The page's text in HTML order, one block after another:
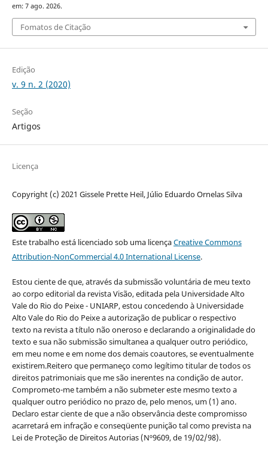
em: 7 ago. 2026.
Fomatos de Citação
Edição
v. 9 n. 2 (2020)
Seção
Artigos
Licença
Copyright (c) 2021 Gissele Prette Heil, Júlio Eduardo Ornelas Silva
Este trabalho está licenciado sob uma licençaCreative Commons
Attribution-NonCommercial 4.0 International License.
Estou ciente de que, através da submissão voluntária de meu texto
ao corpo editorial da revista Visão, editada pela Universidade Alto
Vale do Rio do Peixe - UNIARP, estou concedendo à Universidade
Alto Vale do Rio do Peixe a autorização de publicar o respectivo
texto na revista a título não oneroso e declarando a originalidade do
texto e sua não submissão simultanea a qualquer outro periódico,
em meu nome e em nome dos demais coautores, se eventualmente
existirem.Reitero que permaneço como legítimo titular de todos os
direitos patrimoniais que me são inerentes na condição de autor.
Comprometo-me também a não submeter este mesmo texto a
qualquer outro periódico no prazo de, pelo menos, um (1) ano.
Declaro estar ciente de que a não observância deste compromisso
acarretará em infração e conseqüente punição tal como prevista na
Lei de Proteção de Direitos Autorias (Nº9609, de 19/02/98).